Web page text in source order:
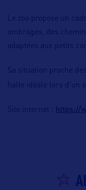
Le zoo propose un
ombragés, des
adaptées aux petits
Sa situation proche
halte idéale lors d’un
Site internet : https://